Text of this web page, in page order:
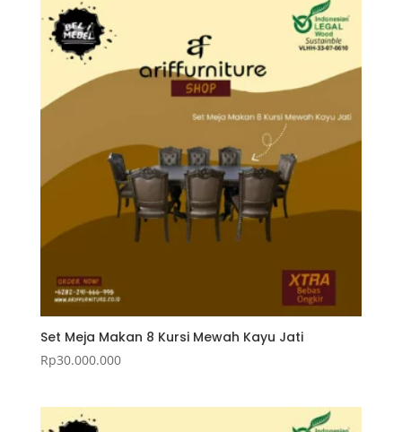
Set Meja Makan 8 Kursi Mewah Kayu Jati
Rp30.000.000